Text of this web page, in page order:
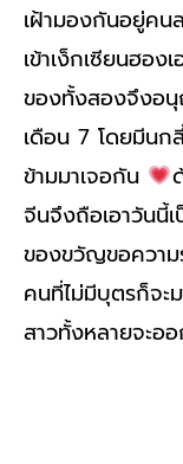
เฝ้ามองกันอยู่คน
เข้าเง็กเซียนฮอ
ของทั้งสองจึงอ
เดือน 7 โดยมีนก
ข้ามมาเจอกัน
จีนจึงถือเอาวันนี้
ของขวัญขอควา
คนที่ไม่มีบุตรก็จ
สาวทั้งหลายจะอ